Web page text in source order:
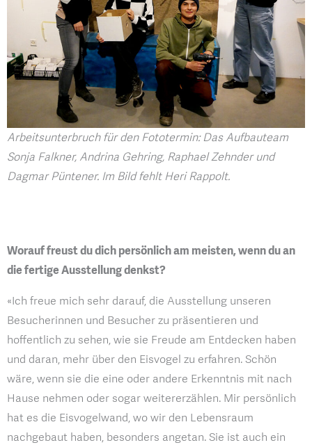
Arbeitsunterbruch für den Fototermin: Das Aufbauteam
Sonja Falkner, Andrina Gehring, Raphael Zehnder und
Dagmar Püntener. Im Bild fehlt Heri Rappolt.
Worauf freust du dich persönlich am meisten, wenn du an
die fertige Ausstellung denkst?
«Ich freue mich sehr darauf, die Ausstellung unseren
Besucherinnen und Besucher zu präsentieren und
hoffentlich zu sehen, wie sie Freude am Entdecken haben
und daran, mehr über den Eisvogel zu erfahren. Schön
wäre, wenn sie die eine oder andere Erkenntnis mit nach
Hause nehmen oder sogar weitererzählen. Mir persönlich
hat es die Eisvogelwand, wo wir den Lebensraum
nachgebaut haben, besonders angetan. Sie ist auch ein